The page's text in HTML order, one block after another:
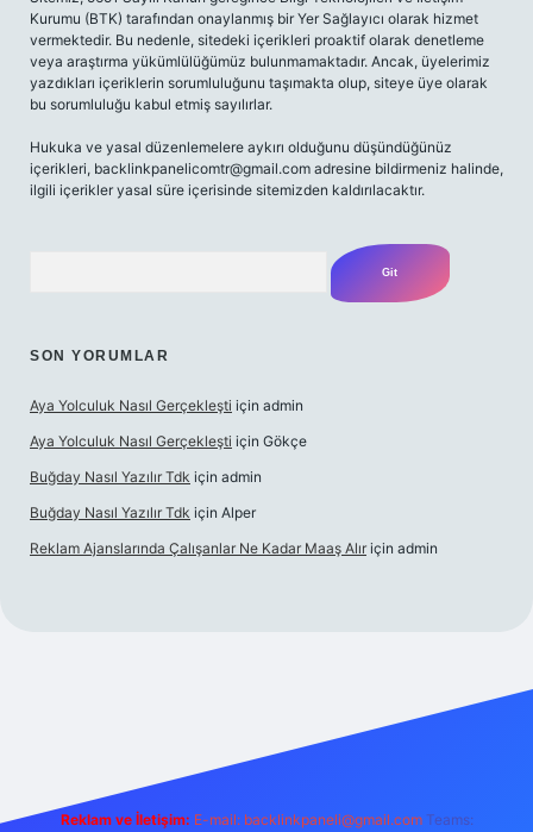
Kurumu (BTK) tarafından onaylanmış bir Yer Sağlayıcı olarak hizmet
vermektedir. Bu nedenle, sitedeki içerikleri proaktif olarak denetleme
veya araştırma yükümlülüğümüz bulunmamaktadır. Ancak, üyelerimiz
yazdıkları içeriklerin sorumluluğunu taşımakta olup, siteye üye olarak
bu sorumluluğu kabul etmiş sayılırlar.
Hukuka ve yasal düzenlemelere aykırı olduğunu düşündüğünüz
içerikleri, backlinkpanelicomtr@gmail.com adresine bildirmeniz halinde,
ilgili içerikler yasal süre içerisinde sitemizden kaldırılacaktır.
SON YORUMLAR
Aya Yolculuk Nasıl Gerçekleşti için admin
Aya Yolculuk Nasıl Gerçekleşti için Gökçe
Buğday Nasıl Yazılır Tdk için admin
Buğday Nasıl Yazılır Tdk için Alper
Reklam Ajanslarında Çalışanlar Ne Kadar Maaş Alır için admin
Reklam ve İletişim: E-mail: backlinkpaneli@gmail.com Teams: